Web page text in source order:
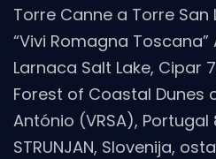
Torre Canne a Torre San
“Vivi Romagna Toscana”
Larnaca Salt Lake, Cipar
Forest of Coastal Dunes
António (VRSA), Portugal
STRUNJAN, Slovenija,